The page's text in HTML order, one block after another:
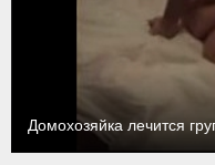
Домохозяйка лечится